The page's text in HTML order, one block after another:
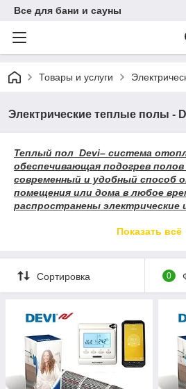
Все для бани и сауны
Товары и услуги
Электрические теплые полы -
Теплый пол Devi– система
обеспечивающая подогрев
современный и удобный способ
помещения или дома в любое
распространены
состоит из нагревательных
Показать всё
Сортировка 0